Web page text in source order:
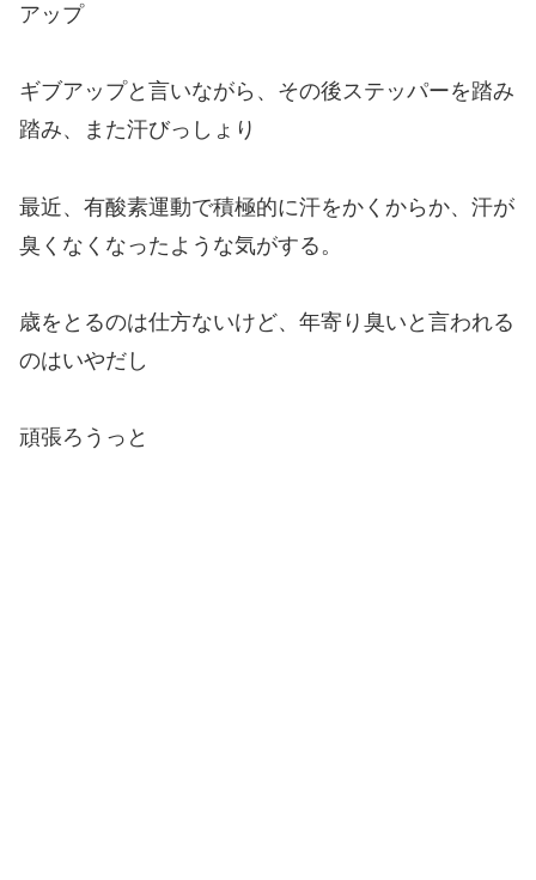
アップ
ギブアップと言いながら、その後ステッパーを踏み
踏み、また汗びっしょり
最近、有酸素運動で積極的に汗をかくからか、汗が
臭くなくなったような気がする。
歳をとるのは仕方ないけど、年寄り臭いと言われる
のはいやだし
頑張ろうっと